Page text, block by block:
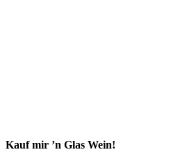
Kauf mir ’n Glas Wein!